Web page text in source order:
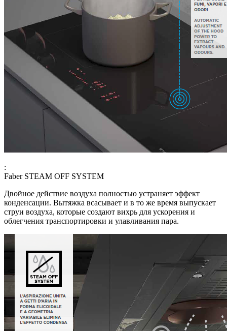
:
Faber STEAM OFF SYSTEM
Двойное действие воздуха полностью устраняет эффект
конденсации. Вытяжка всасывает и в то же время выпускает
струи воздуха, которые создают вихрь для ускорения и
облегчения транспортировки и улавливания пара.